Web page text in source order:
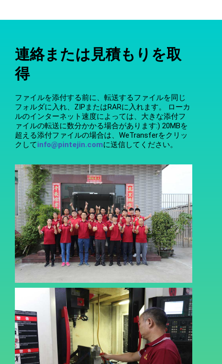
連絡または見積もりを取
得
ファイルを添付する前に、転送するファイルを同じ
フォルダに入れ、ZIPまたはRARに入れます。 ローカ
ルのインターネット速度によっては、大きな添付フ
ァイルの転送に数分かかる場合があります:) 20MBを
超える添付ファイルの場合は、WeTransferをクリッ
クしてinfo@pintejin.comに送信してください。